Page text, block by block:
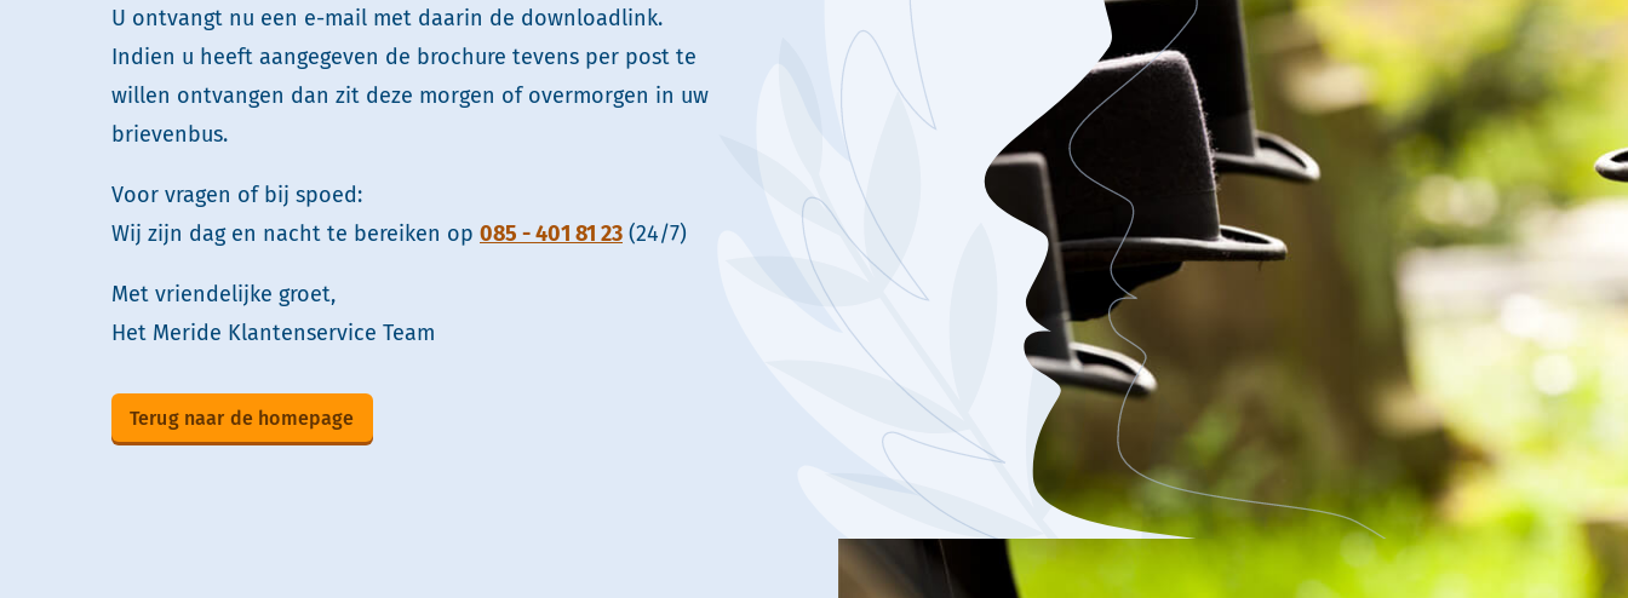
U ontvangt nu een e-mail met daarin de downloadlink.
Indien u heeft aangegeven de brochure tevens per post te
willen ontvangen dan zit deze morgen of overmorgen in uw
brievenbus.
Voor vragen of bij spoed:
Wij zijn dag en nacht te bereiken op 085 - 401 81 23 (24/7)
Met vriendelijke groet,
Het Meride Klantenservice Team
Terug naar de homepage